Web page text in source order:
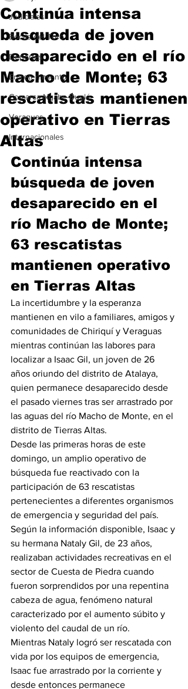
Judiciales
Bocas del Toro
Deportes
Entretenimiento
Comarca Ngäbe-Buglé
Veraguas
Internacionales
Continúa intensa
búsqueda de joven
desaparecido en el río
Macho de Monte; 63
rescatistas mantienen
operativo en Tierras
Altas
Continúa intensa
búsqueda de joven
desaparecido en el
río Macho de Monte;
63 rescatistas
mantienen operativo
en Tierras Altas
La incertidumbre y la esperanza
mantienen en vilo a familiares, amigos y
comunidades de Chiriquí y Veraguas
mientras continúan las labores para
localizar a Isaac Gil, un joven de 26
años oriundo del distrito de Atalaya,
quien permanece desaparecido desde
el pasado viernes tras ser arrastrado por
las aguas del río Macho de Monte, en el
distrito de Tierras Altas.
Desde las primeras horas de este
domingo, un amplio operativo de
búsqueda fue reactivado con la
participación de 63 rescatistas
pertenecientes a diferentes organismos
de emergencia y seguridad del país.
Según la información disponible, Isaac y
su hermana Nataly Gil, de 23 años,
realizaban actividades recreativas en el
sector de Cuesta de Piedra cuando
fueron sorprendidos por una repentina
cabeza de agua, fenómeno natural
caracterizado por el aumento súbito y
violento del caudal de un río.
Mientras Nataly logró ser rescatada con
vida por los equipos de emergencia,
Isaac fue arrastrado por la corriente y
desde entonces permanece